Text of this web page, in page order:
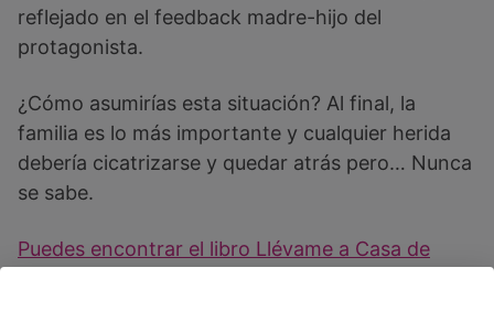
reflejado en el feedback madre-hijo del
protagonista.
¿Cómo asumirías esta situación? Al final, la
familia es lo más importante y cualquier herida
debería cicatrizarse y quedar atrás pero… Nunca
se sabe.
Puedes encontrar el libro Llévame a Casa de